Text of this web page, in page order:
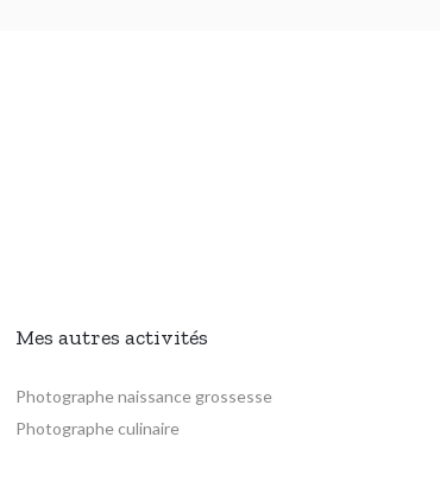
Mes autres activités
Photographe naissance grossesse
Photographe culinaire